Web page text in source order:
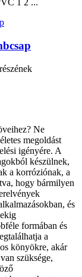
1 2 ...
Ne
megoldást
igényére. A
készülnek,
a korróziónak, a
hogy bármilyen
és
formában és
a
könyökre, akár
szüksége,